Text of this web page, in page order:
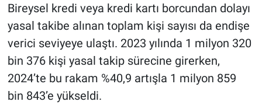
Bireysel kredi veya kredi kartı borcundan dolayı
yasal takibe alınan toplam kişi sayısı da endişe
verici seviyeye ulaştı. 2023 yılında 1 milyon 320
bin 376 kişi yasal takip sürecine girerken,
2024’te bu rakam %40,9 artışla 1 milyon 859
bin 843’e yükseldi.
Türkiye'nin Geleceği
Türkiye'nin Gündemi
Yerel Gündem
Yerel Yaşam